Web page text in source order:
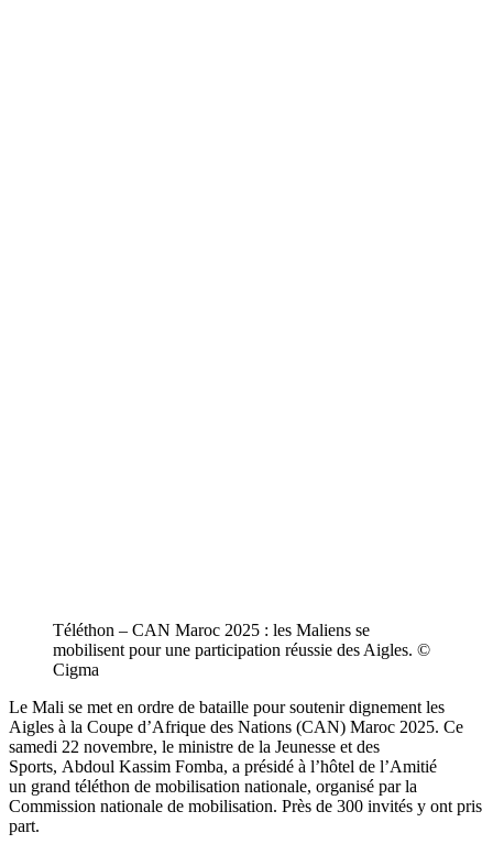
Téléthon – CAN Maroc 2025 : les Maliens se
mobilisent pour une participation réussie des Aigles. ©
Cigma
Le Mali se met en ordre de bataille pour soutenir dignement les
Aigles à la Coupe d’Afrique des Nations (CAN) Maroc 2025. Ce
samedi 22 novembre, le ministre de la Jeunesse et des
Sports, Abdoul Kassim Fomba, a présidé à l’hôtel de l’Amitié
un grand téléthon de mobilisation nationale, organisé par la
Commission nationale de mobilisation. Près de 300 invités y ont pris
part.